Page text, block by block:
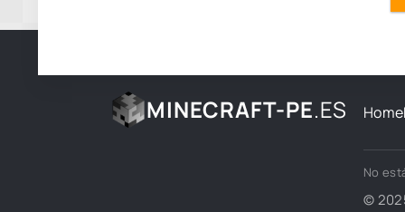
MINECRAFT-PE.ES Home
No
©